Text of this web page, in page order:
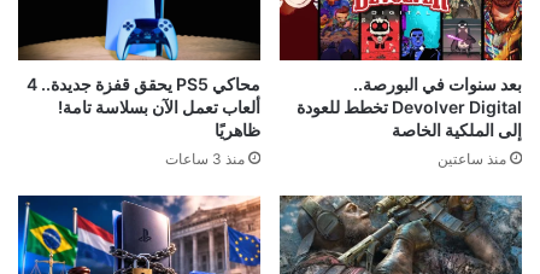
بعد سنوات في البورصة..
Devolver Digital تخطط للعودة
إلى الملكية الخاصة
منذ ساعتين
محاكي PS5 يحقق قفزة جديدة.. 4
ألعاب تعمل الآن بسلاسة تامة!
ظاهريًا
منذ 3 ساعات